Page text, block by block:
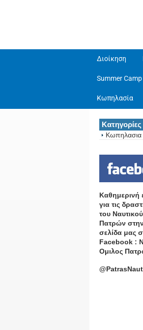
Διοίκηση
Summer Camp
Κωπηλασία
Κατηγορίες
Κωπηλασια
Καθημερινή
για τις
του
Πατρών
σελίδα μας
Facebook :
Ομιλος